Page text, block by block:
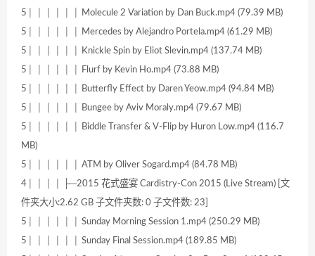
5│ │ │ │ │ │ Molecule 2 Variation by Dan Buck.mp4 (79.39 MB)
5│ │ │ │ │ │ Mercedes by Alejandro Portela.mp4 (61.29 MB)
5│ │ │ │ │ │ Knickle Spin by Eliot Slevin.mp4 (137.74 MB)
5│ │ │ │ │ │ Flurf by Kevin Ho.mp4 (73.88 MB)
5│ │ │ │ │ │ Butterfly Effect by Daren Yeow.mp4 (94.84 MB)
5│ │ │ │ │ │ Bungee by Aviv Moraly.mp4 (79.67 MB)
5│ │ │ │ │ │ Biddle Transfer & V-Flip by Huron Low.mp4 (116.7
MB)
5│ │ │ │ │ │ ATM by Oliver Sogard.mp4 (84.78 MB)
4│ │ │ │ ├─2015 花式盛宴 Cardistry-Con 2015 (Live Stream) [文
件夹大小:2.62 GB 子文件夹数: 0 子文件数: 23]
5│ │ │ │ │ │ Sunday Morning Session 1.mp4 (250.29 MB)
5│ │ │ │ │ │ Sunday Final Session.mp4 (189.85 MB)